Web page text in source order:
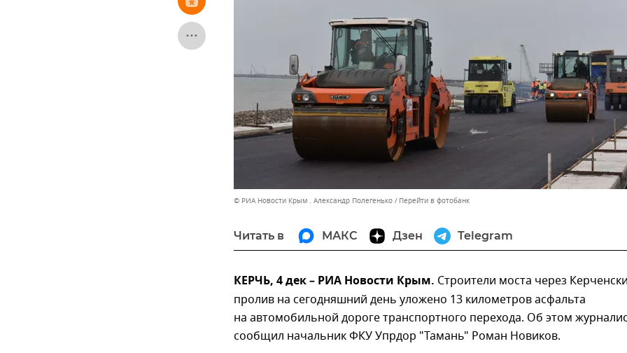
© РИА Новости Крым . Александр Полегенько Перейти в фотобанк
Читать в МАКС Дзен Telegram
КЕРЧЬ, 4 дек – РИА Новости Крым. Строители моста через
пролив на сегодняшний день уложено 13 километров асфальта
на автомобильной дороге транспортного перехода. Об этом
сообщил начальник ФКУ Упрдор "Тамань" Роман Новиков.